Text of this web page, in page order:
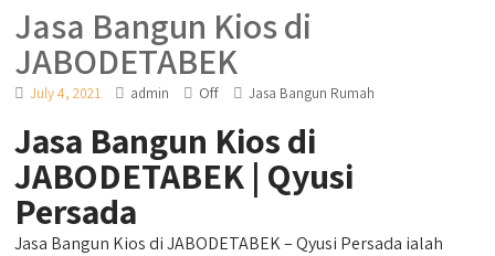
Jasa Bangun Kios di
JABODETABEK
July 4, 2021 admin Off Jasa Bangun Rumah
Jasa Bangun Kios di
JABODETABEK | Qyusi
Persada
Jasa Bangun Kios di JABODETABEK – Qyusi Persada ialah